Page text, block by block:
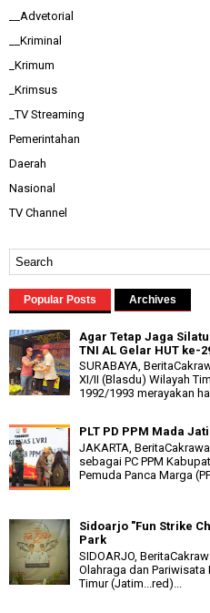
__Advetorial
__Kriminal
_Krimum
_Krimsus
_TV Streaming
Pemerintahan
Daerah
Nasional
TV Channel
Popular Posts Archives
Agar Tetap Jaga
TNI AL Gelar HUT ke-
SURABAYA,
XI/II (Blasdu) Wilayah
1992/1993 merayakan
PLT PD PPM Mada
JAKARTA,
sebagai PC PPM
Pemuda Panca Marga
Sidoarjo "Fun Strike
Park
SIDOARJO,
Olahraga dan
Timur (Jatim...red)...